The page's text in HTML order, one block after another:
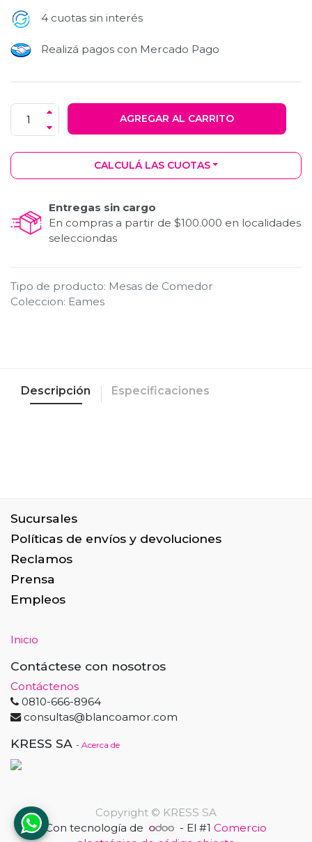
4 cuotas sin interés
Realizá pagos con Mercado Pago
AGREGAR AL CARRITO
CALCULÁ LAS CUOTAS
Entregas sin cargo
En compras a partir de $100.000 en localidades
selecciondas
Tipo de producto: Mesas de Comedor
Coleccion: Eames
Descripción Especificaciones
Sucursales
Políticas de envíos y devoluciones
Reclamos
Prensa
Empleos
Inicio
Contáctese con nosotros
Contáctenos
0810-666-8964
consultas@blancoamor.com
KRESS SA - Acerca de
Copyright © KRESS SA
Con tecnología de
- El #1Comercio